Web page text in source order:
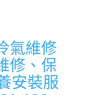
氣維修
修、保
安裝服